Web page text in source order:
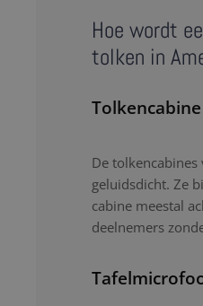
Hoe wordt
tolken in
Tolkencabine
De tolkencabines
geluidsdicht. Ze
cabine meestal
deelnemers